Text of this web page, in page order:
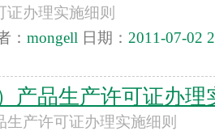
证办理实施细则
： mongell 日期： 2011-07-02
产品生产许可证办理
产许可证办理实施细则